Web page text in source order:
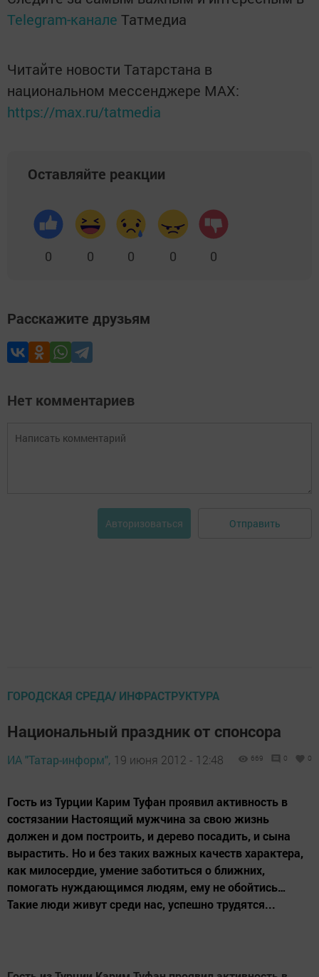
Telegram-канале Татмедиа
Читайте новости Татарстана в
национальном мессенджере MАХ:
https://max.ru/tatmedia
Оставляйте реакции
0 0 0 0 0
Расскажите друзьям
Нет комментариев
Авторизоваться Отправить
ГОРОДСКАЯ СРЕДА/ ИНФРАСТРУКТУРА
Национальный праздник от спонсора
ИА "Татар-информ", 19 июня 2012 - 12:48 669 0 0
Гость из Турции Карим Туфан проявил активность в
состязании Настоящий мужчина за свою жизнь
должен и дом построить, и дерево посадить, и сына
вырастить. Но и без таких важных качеств характера,
как милосердие, умение заботиться о ближних,
помогать нуждающимся людям, ему не обойтись…
Такие люди живут среди нас, успешно трудятся...